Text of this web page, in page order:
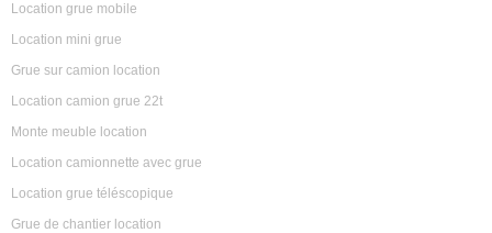
Location grue mobile
Location mini grue
Grue sur camion location
Location camion grue 22t
Monte meuble location
Location camionnette avec grue
Location grue téléscopique
Grue de chantier location